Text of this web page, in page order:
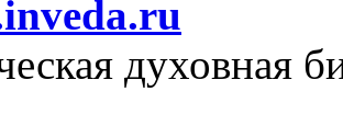
духовная